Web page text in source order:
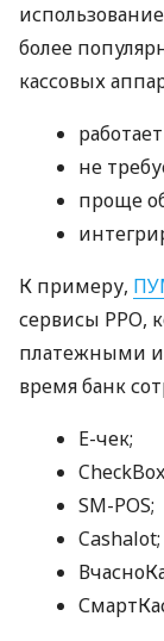
более
кассовых
не
проще
К примеру,
сервисы РРО,
платежными
время банк
E-чек;
SM-POS;
Cashalot;